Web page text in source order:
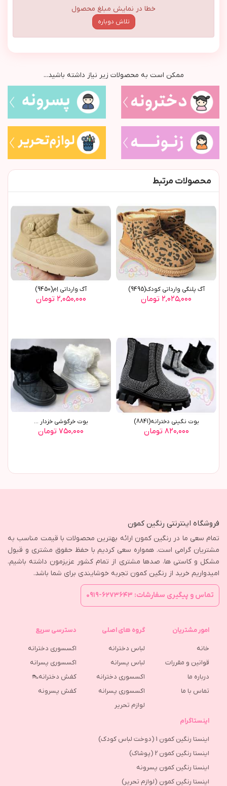
خطا در نمایش مبلغ محصول
تلاش دوباره
ممکن است به محصولات زیر نیاز داشته باشید...
محصولات مرتبط
آگ پلنگي وارداتي کودک(9495)
۲,۰۲۵,۰۰۰ تومان
آگ وارداتي اِم(9450)
۲,۰۵۰,۰۰۰ تومان
بوت نگینی دخترانه(8841)
۸۲۰,۰۰۰ تومان
بوت خرگوشی خزدار ...
۷۵۰,۰۰۰ تومان
فروشگاه اینترنتی رنگین کمون
تمام سعی ما در رنگین کمون ارائه بهترین محصولات با قیمت مناسب به
مشتریان گرامی است. همواره سعی کردیم با حفظ حقوق مشتری و قبول
مشکل و کاستی ها، صدها مشتری از تمام کشور عزیزمون داشته باشیم.
امیدواریم خرید از رنگین کمون تجربه خوشایندی برای شما باشد.
تماس و پیگیری سفارشات: ۶۲۷۳۶۴۳-۰۹۱۹
امور مشتریان
خانه
قوانین و مقررات
درباره ما
تماس با ما
گروه های اصلی
لباس دخترانه
لباس پسرانه
اکسسوری دخترانه
اکسسوری پسرانه
لوازم تحریر
دسترسی سریع
اکسسوری دخترانه
اکسسوری پسرانه
کفش دخترانه👠
كفش پسرونه
اینستاگرام
اینستا رنگین کمون 1 (دوخت لباس کودک)
اینستا رنگین کمون 2 (پوشاک)
اینستا رنگین کمون پسرونه
اینستا رنگین کمون (لوازم تحریر)